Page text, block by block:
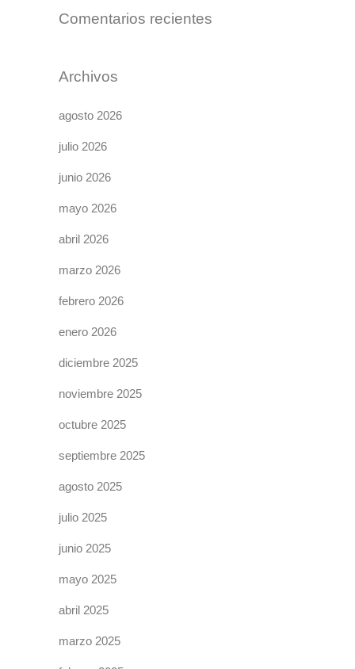
Comentarios recientes
Archivos
agosto 2026
julio 2026
junio 2026
mayo 2026
abril 2026
marzo 2026
febrero 2026
enero 2026
diciembre 2025
noviembre 2025
octubre 2025
septiembre 2025
agosto 2025
julio 2025
junio 2025
mayo 2025
abril 2025
marzo 2025